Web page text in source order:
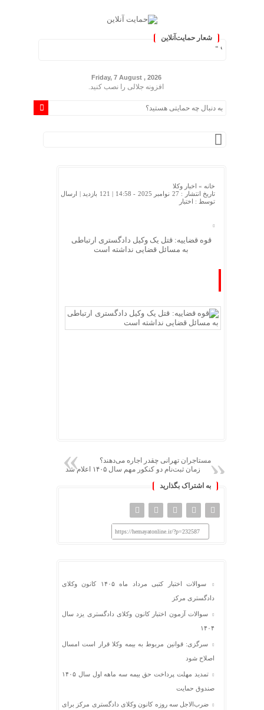
شعار حمایت‌آنلاین
Friday, 7 August , 2026
افزونه جلالی را نصب کنید.
خانه » اخبار وکلا
تاریخ انتشار : 27 نوامبر 2025 - 14:58 |
121 بازدید
| ارسال
توسط : اختبار
قوه قضاییه: قتل یک وکیل دادگستری ارتباطی
به مسائل قضایی نداشته است
مستاجران تهرانی چقدر اجاره می‌دهند؟
زمان ثبت‌نام دو کنکور مهم سال ۱۴۰۵ اعلام شد
به اشتراک بگذارید
https://hemayatonline.ir/?p=232587
سوالات اختبار کتبی مرداد ماه ۱۴۰۵ کانون وکلای
دادگستری مرکز
سوالات آزمون اختبار کانون وکلای دادگستری یزد سال
۱۴۰۴
سرگزی: قوانین مربوط به بیمه وکلا قرار است امسال
اصلاح شود
تمدید مهلت پرداخت حق بیمه سه ماهه اول سال ۱۴۰۵
صندوق حمایت
ضرب‌الاجل سه روزه کانون وکلای دادگستری مرکز برای